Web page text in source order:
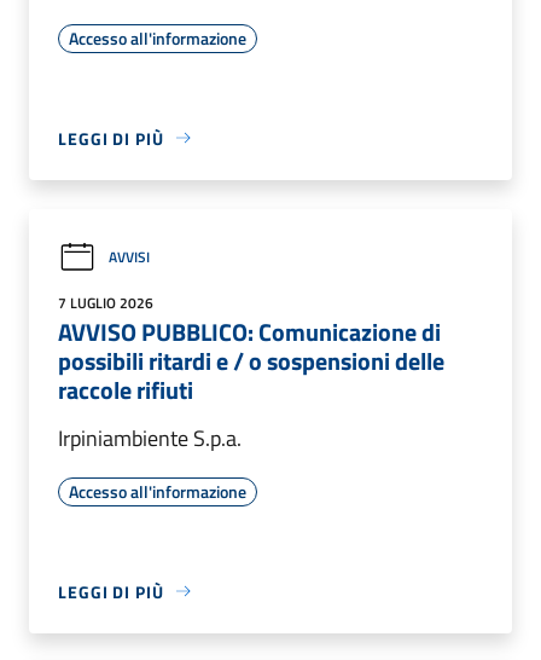
Accesso all'informazione
LEGGI DI PIÙ
AVVISI
7 LUGLIO 2026
AVVISO PUBBLICO: Comunicazione di
possibili ritardi e / o sospensioni delle
raccole rifiuti
Irpiniambiente S.p.a.
Accesso all'informazione
LEGGI DI PIÙ